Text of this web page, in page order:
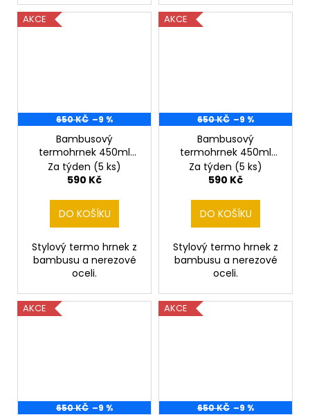
AKCE
650 KČ –9 %
Bambusový
termohrnek 450ml
Sova
Za týden (5 ks)
590 Kč
DO KOŠÍKU
Stylový termo hrnek z
bambusu a nerezové
oceli.
AKCE
650 KČ –9 %
Bambusový
termohrnek 450ml
Srnec
Za týden (5 ks)
590 Kč
DO KOŠÍKU
Stylový termo hrnek z
bambusu a nerezové
oceli.
AKCE
650 KČ –9 %
AKCE
650 KČ –9 %